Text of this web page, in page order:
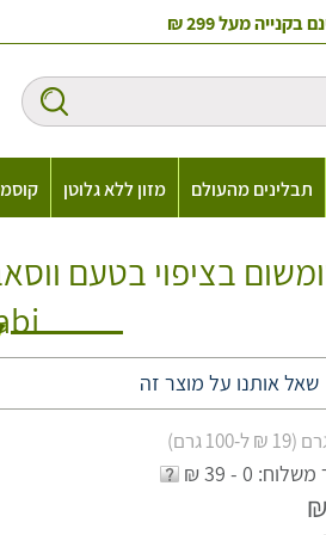
מעל 299 ₪
תבלינים מהעולם מזון ללא גלוטן
שאל אותנו על מוצר זה
0 - 39 ₪